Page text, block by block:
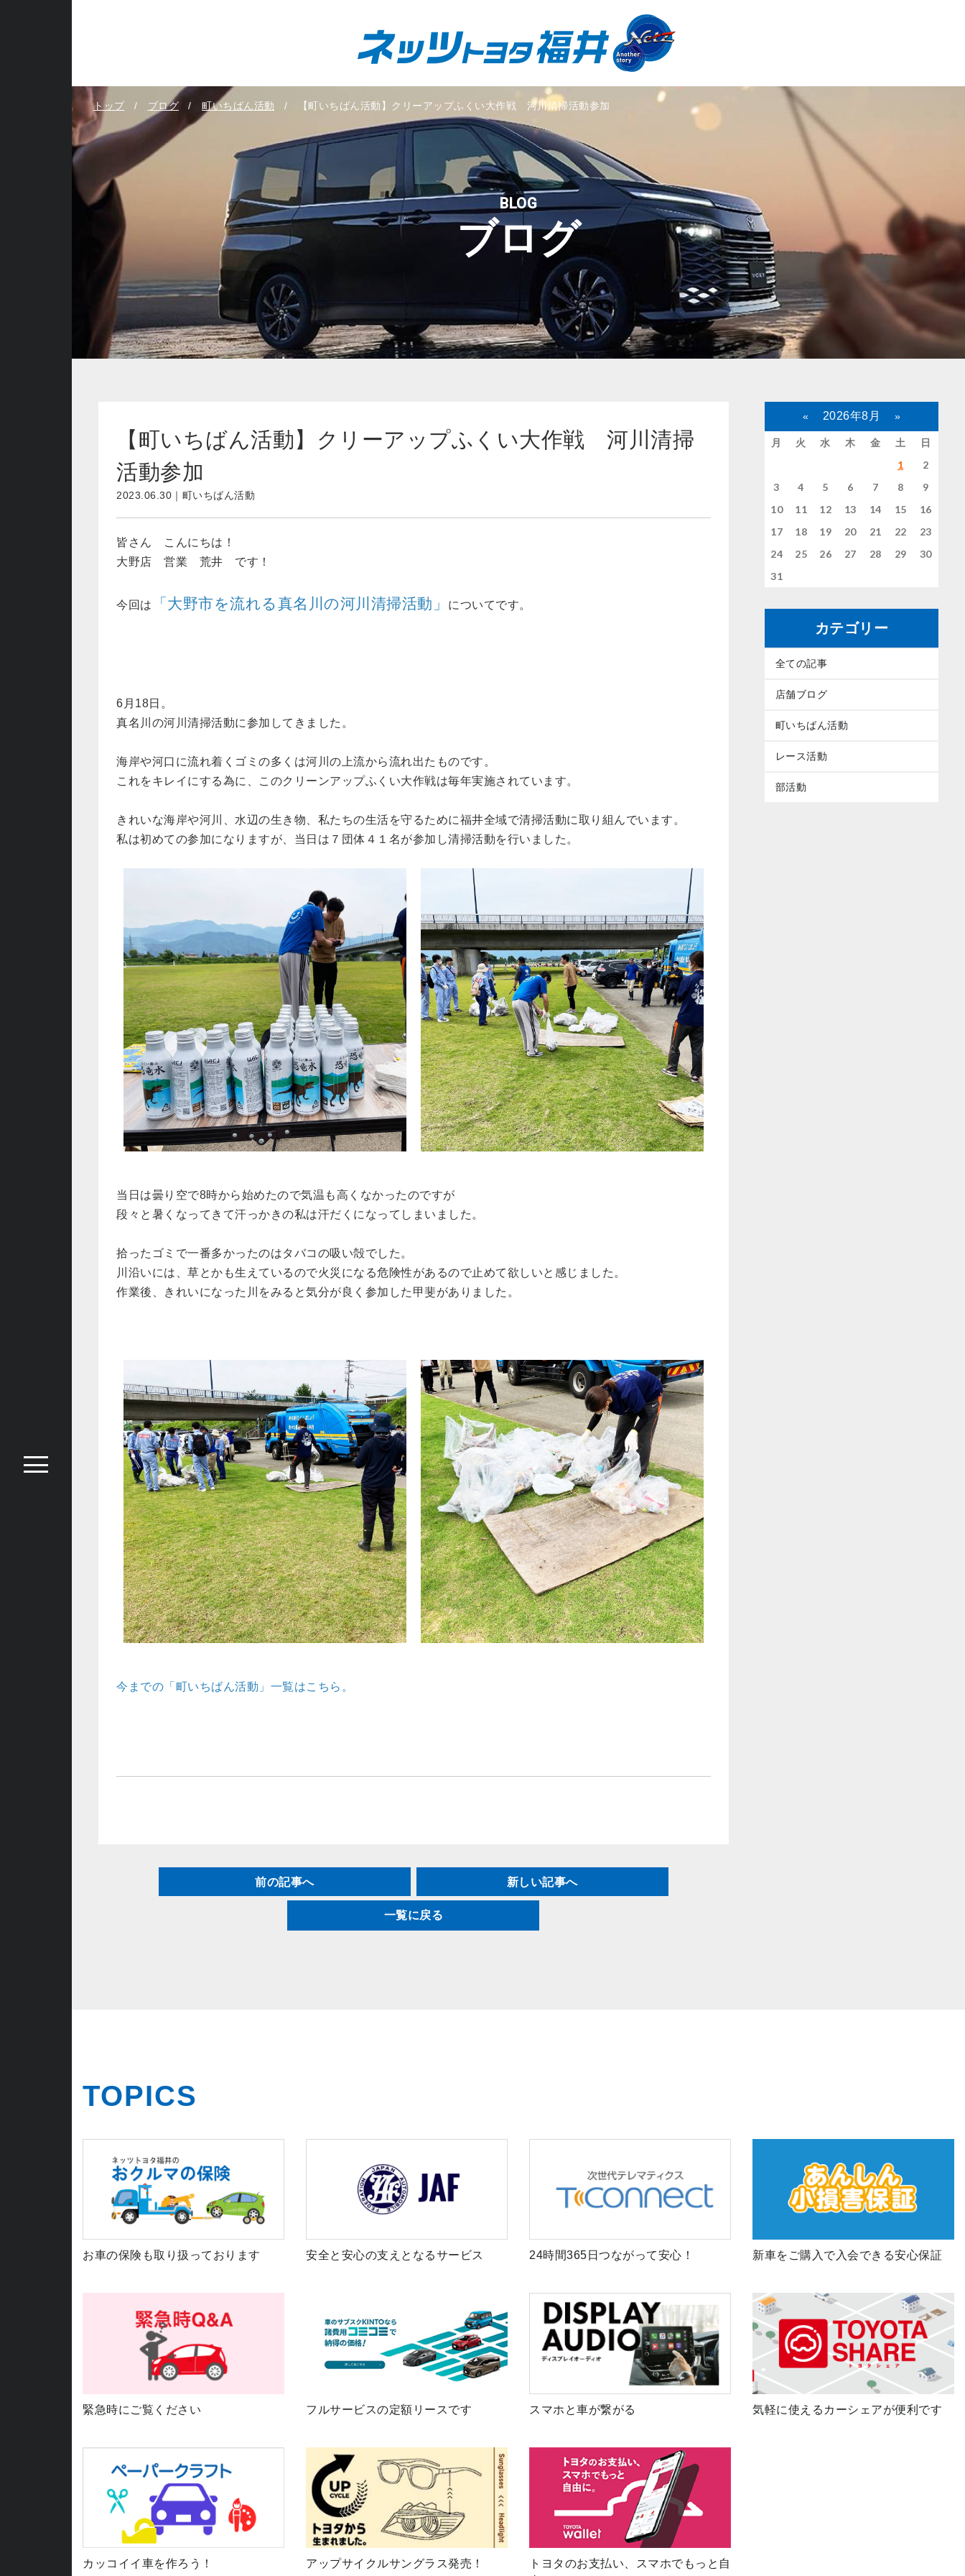
トップ ブログ 町いちばん活動 【町いちばん活動】クリーアップふくい大作戦 河川清掃活動参加
BLOG
ブログ
【町いちばん活動】クリーアップふくい大作戦 河川清掃
活動参加
2023.06.30｜町いちばん活動
皆さん こんにちは！
大野店 営業 荒井 です！
今回は 「大野市を流れる真名川の河川清掃活動」 についてです。
6月18日。
真名川の河川清掃活動に参加してきました。
海岸や河口に流れ着くゴミの多くは河川の上流から流れ出たものです。
これをキレイにする為に、このクリーンアップふくい大作戦は毎年実施されています。
きれいな海岸や河川、水辺の生き物、私たちの生活を守るために福井全域で清掃活動に取り組んでいます。
私は初めての参加になりますが、当日は７団体４１名が参加し清掃活動を行いました。
当日は曇り空で8時から始めたので気温も高くなかったのですが
段々と暑くなってきて汗っかきの私は汗だくになってしまいました。
拾ったゴミで一番多かったのはタバコの吸い殻でした。
川沿いには、草とかも生えているので火災になる危険性があるので止めて欲しいと感じました。
作業後、きれいになった川をみると気分が良く参加した甲斐がありました。
今までの「町いちばん活動」一覧はこちら。
前の記事へ 新しい記事へ
一覧に戻る
« 2026年8月 »
月 火 水 木 金 土
日
1
2
3
4 5 6 7 8
9
10
11 12 13 14 15
16
17
18 19 20 21 22
23
24
25 26 27 28 29
30
31
カテゴリー
全ての記事
店舗ブログ
町いちばん活動
レース活動
部活動
TOPICS
お車の保険も取り扱っております 安全と安心の支えとなるサービス 24時間365日つながって安心！ 新車をご購入で入会できる安心保証
緊急時にご覧ください フルサービスの定額リースです スマホと車が繋がる 気軽に使えるカーシェアが便利です
カッコイイ車を作ろう！ アップサイクルサングラス発売！
トヨタのお支払い、スマホでもっと自